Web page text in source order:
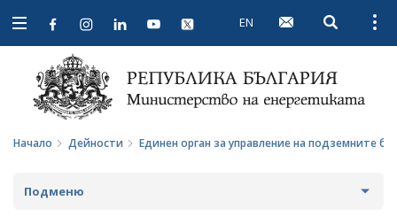
Open
navigation
EN Open
Начало Дейности Единен орган за управление на подземните
Подменю